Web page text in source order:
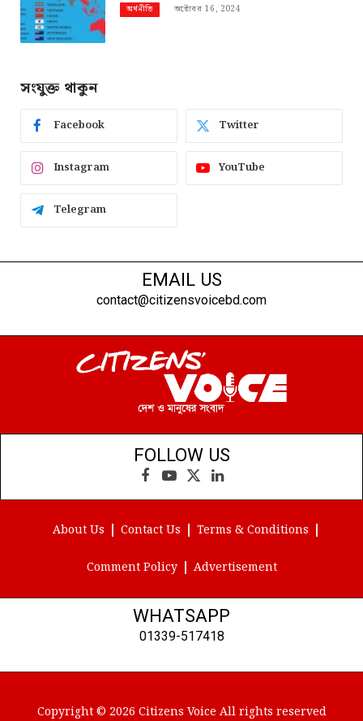
অর্থনীতি অক্টোবর 16, 2024
সংযুক্ত থাকুন
Facebook Twitter
Instagram YouTube
Telegram
EMAIL US
contact@citizensvoicebd.com
FOLLOW US
Facebook
YouTube
X
(Twitter)
LinkedIn
About Us Contact Us Terms & Conditions
Comment Policy Advertisement
WHATSAPP
01339-517418
Copyright © 2026 Citizens Voice All rights reserved